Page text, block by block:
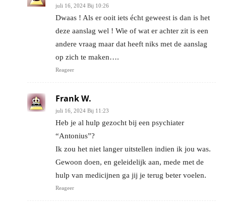
juli 16, 2024 Bij 10:26
Dwaas ! Als er ooit iets écht geweest is dan is het
deze aanslag wel ! Wie of wat er achter zit is een
andere vraag maar dat heeft niks met de aanslag
op zich te maken….
Reageer
Frank W.
juli 16, 2024 Bij 11:23
Heb je al hulp gezocht bij een psychiater
“Antonius”?
Ik zou het niet langer uitstellen indien ik jou was.
Gewoon doen, en geleidelijk aan, mede met de
hulp van medicijnen ga jij je terug beter voelen.
Reageer